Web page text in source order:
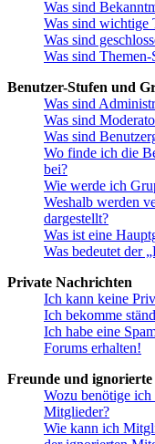
Was sind
Was sind wichtige
Was sind
Was sind
Benutzer-Stufen und
Was sind
Was sind
Was sind
Wo finde ich die
bei?
Wie werde ich
Weshalb werden
dargestellt?
Was ist eine
Was bedeutet der
Private Nachrichten
Ich kann keine
Ich bekomme
Ich habe eine
Forums erhalten!
Freunde und
Wozu benötige
Mitglieder?
Wie kann ich